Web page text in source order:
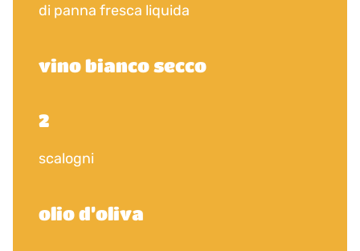
di panna fresca liquida
vino bianco secco
2
scalogni
olio d’oliva